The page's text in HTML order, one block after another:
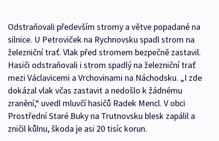
Odstraňovali především stromy a větve popadané na
silnice. U Petroviček na Rychnovsku spadl strom na
železniční trať. Vlak před stromem bezpečně zastavil.
Hasiči odstraňovali i strom spadlý na železniční trať
mezi Václavicemi a Vrchovinami na Náchodsku. „I zde
dokázal vlak včas zastavit a nedošlo k žádnému
zranění,“ uvedl mluvčí hasičů Radek Mencl. V obci
Prostřední Staré Buky na Trutnovsku blesk zapálil a
zničil kůlnu, škoda je asi 20 tisíc korun.